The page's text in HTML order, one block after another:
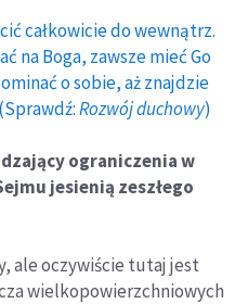
całkowicie do wewnątrz.
na Boga, zawsze mieć Go
o sobie, aż znajdzie
Rozwój duchowy)
ograniczenia w
jesienią zeszłego
ale oczywiście tutaj jest
wielkopowierzchniowych